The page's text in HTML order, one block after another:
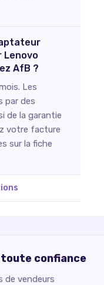
Lenovo
AfB ?
Les
par des
de la garantie
votre facture
sur la fiche
confiance
de vendeurs